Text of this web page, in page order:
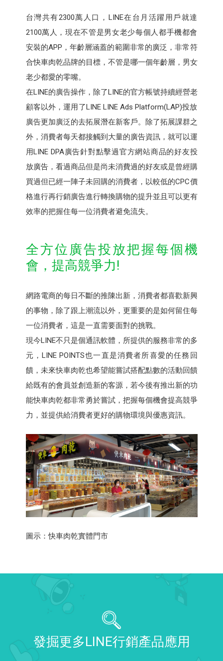
台灣共有2300萬人口，LINE在台月活躍用戶就達
2100萬人，現在不管是男女老少每個人都手機都會
安裝的APP，年齡層涵蓋的範圍非常的廣泛，非常符
合快車肉乾品牌的目標，不管是哪一個年齡層，男女
老少都愛的零嘴。
在LINE的廣告操作，除了LINE的官方帳號持續經營老
顧客以外，運用了LINE LINE Ads Platform(LAP)投放
廣告更加廣泛的去拓展潛在新客戶。除了拓展課群之
外，消費者每天都接觸到大量的廣告資訊，就可以運
用LINE DPA廣告針對點擊過官方網站商品的好友投
放廣告，看過商品但是尚未消費過的好友或是曾經購
買過但已經一陣子未回購的消費者，以較低的CPC價
格進行再行銷廣告進行轉換購物的提升並且可以更有
效率的把握住每一位消費者避免流失。
全方位廣告投放把握每個機
會，提高競爭力!
網路電商的每日不斷的推陳出新，消費者都喜歡新興
的事物，除了跟上潮流以外，更重要的是如何留住每
一位消費者，這是一直需要面對的挑戰。
現今LINE不只是個通訊軟體，所提供的服務非常的多
元，LINE POINTS也一直是消費者所喜愛的任務回
饋，未來快車肉乾也希望能嘗試搭配點數的活動回饋
給既有的會員並創造新的客源，若今後有推出新的功
能快車肉乾都非常勇於嘗試，把握每個機會提高競爭
力，並提供給消費者更好的購物環境與優惠資訊。
圖示：快車肉乾實體門市
發掘更多LINE行銷產品應用